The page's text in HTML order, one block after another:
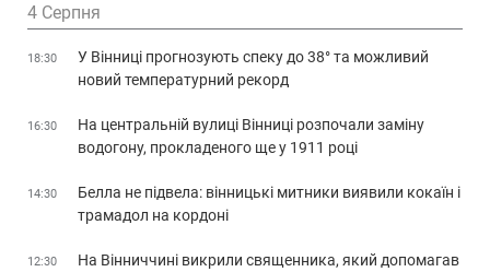
4 Серпня
18:30
У Вінниці прогнозують спеку до 38° та можливий
новий температурний рекорд
16:30
На центральній вулиці Вінниці розпочали заміну
водогону, прокладеного ще у 1911 році
14:30
Белла не підвела: вінницькі митники виявили кокаїн і
трамадол на кордоні
12:30
На Вінниччині викрили священника, який допомагав